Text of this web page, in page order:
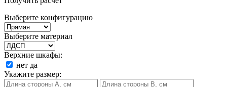
Выберите конфигурацию
Выберите материал
Верхние шкафы:
нет да
Укажите размер: